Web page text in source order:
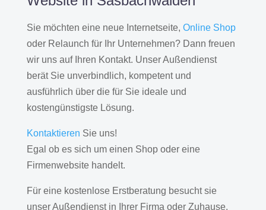
Sie möchten eine neue Internetseite, Online Shop
oder Relaunch für Ihr Unternehmen? Dann freuen
wir uns auf Ihren Kontakt. Unser Außendienst
berät Sie unverbindlich, kompetent und
ausführlich über die für Sie ideale und
kostengünstigste Lösung.
Kontaktieren Sie uns!
Egal ob es sich um einen Shop oder eine
Firmenwebsite handelt.
Für eine kostenlose Erstberatung besucht sie
unser Außendienst in Ihrer Firma oder Zuhause.